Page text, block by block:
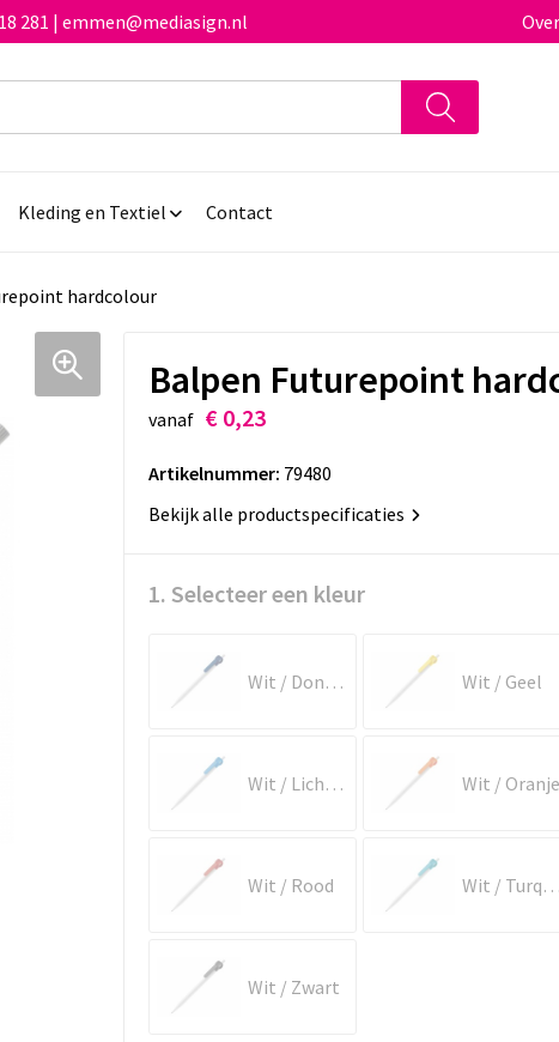
281 | emmen@mediasign.nl
Kleding en Textiel Contact
hardcolour
Balpen Futurepoint
vanaf € 0,23
Artikelnummer: 79480
Bekijk alle productspecificaties
1. Selecteer een kleur
Wit / Donkerblauw Wit / Geel
Wit / Lichtblauw Wit / Oranje
Wit / Rood Wit / Turquoise
Wit / Zwart